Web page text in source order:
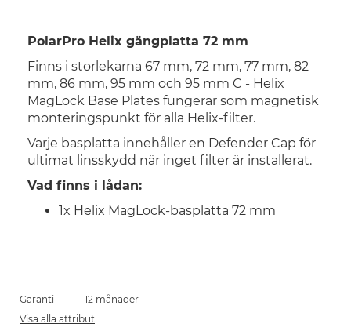
PolarPro Helix gängplatta 72 mm
Finns i storlekarna 67 mm, 72 mm, 77 mm, 82
mm, 86 mm, 95 mm och 95 mm C - Helix
MagLock Base Plates fungerar som magnetisk
monteringspunkt för alla Helix-filter.
Varje basplatta innehåller en Defender Cap för
ultimat linsskydd när inget filter är installerat.
Vad finns i lådan:
1x Helix MagLock-basplatta 72 mm
Garanti
12 månader
Visa alla attribut